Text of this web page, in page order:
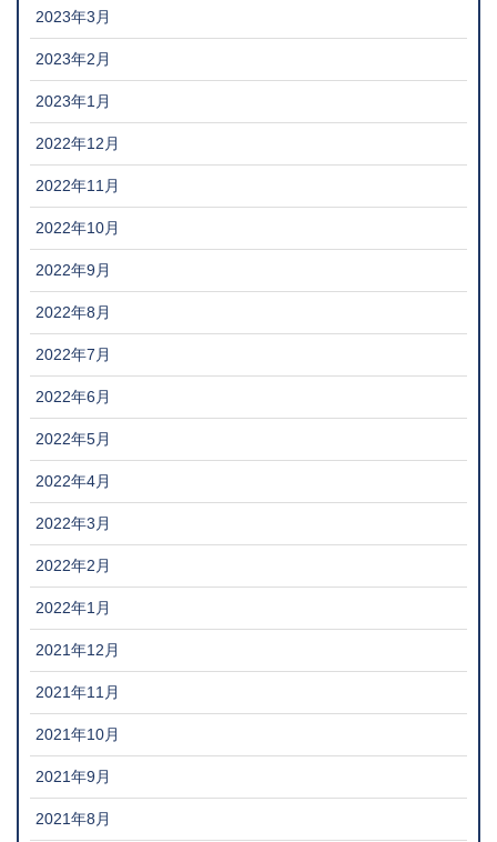
2023年3月
2023年2月
2023年1月
2022年12月
2022年11月
2022年10月
2022年9月
2022年8月
2022年7月
2022年6月
2022年5月
2022年4月
2022年3月
2022年2月
2022年1月
2021年12月
2021年11月
2021年10月
2021年9月
2021年8月